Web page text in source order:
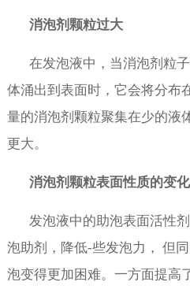
消泡剂颗粒过大
在发泡液中，当消泡剂粒子
体涌出到表面时，它会将分布
量的消泡剂颗粒聚集在少的液
更大。
消泡剂颗粒表面性质的变化
发泡液中的助泡表面活性剂
泡助剂，降低-些发泡力， 但
泡变得更加困难。一方面提高